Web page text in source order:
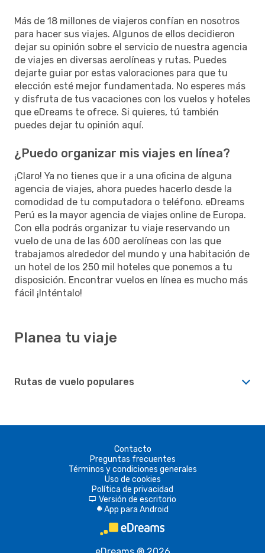
Más de 18 millones de viajeros confían en nosotros
para hacer sus viajes. Algunos de ellos decidieron
dejar su opinión sobre el servicio de nuestra agencia
de viajes en diversas aerolíneas y rutas. Puedes
dejarte guiar por estas valoraciones para que tu
elección esté mejor fundamentada. No esperes más
y disfruta de tus vacaciones con los vuelos y hoteles
que eDreams te ofrece. Si quieres, tú también
puedes dejar tu opinión aquí.
¿Puedo organizar mis viajes en línea?
¡Claro! Ya no tienes que ir a una oficina de alguna
agencia de viajes, ahora puedes hacerlo desde la
comodidad de tu computadora o teléfono. eDreams
Perú es la mayor agencia de viajes online de Europa.
Con ella podrás organizar tu viaje reservando un
vuelo de una de las 600 aerolíneas con las que
trabajamos alrededor del mundo y una habitación de
un hotel de los 250 mil hoteles que ponemos a tu
disposición. Encontrar vuelos en línea es mucho más
fácil ¡Inténtalo!
Planea tu viaje
Rutas de vuelo populares
Contacto
Preguntas frecuentes
Términos y condiciones generales
Uso de cookies
Política de privacidad
d Versión de escritorio
A App para Android